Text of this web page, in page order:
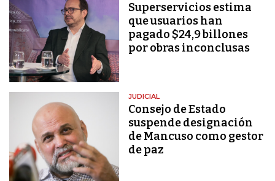
Superservicios estima
que usuarios han
pagado $24,9 billones
por obras inconclusas
JUDICIAL
Consejo de Estado
suspende designación
de Mancuso como gestor
de paz